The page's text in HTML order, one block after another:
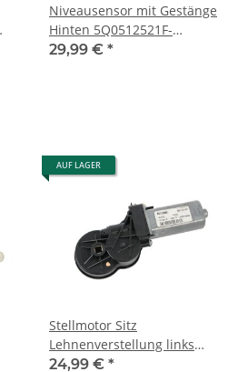
Niveausensor mit Gestänge
Hinten 5Q0512521F-
5Q0907503 Audi A3 8V VW
29,99 € *
AUF LAGER
Stellmotor Sitz
Lehnenverstellung links
5N0959761A VW Passat 3C
24,99 € *